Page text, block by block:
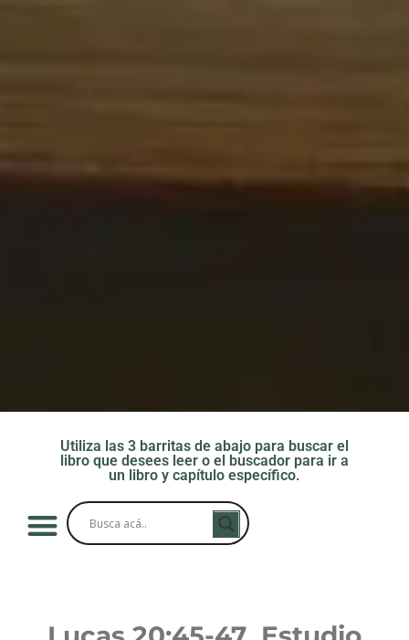
Utiliza las 3 barritas de abajo para buscar el
libro que desees leer o el buscador para ir a
un libro y capítulo específico.